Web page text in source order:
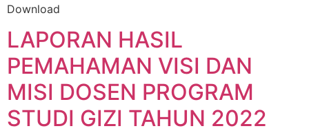
Download
LAPORAN HASIL
PEMAHAMAN VISI DAN
MISI DOSEN PROGRAM
STUDI GIZI TAHUN 2022